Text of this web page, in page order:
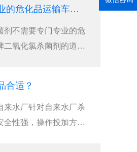
二氧化氯杀菌剂物流好运输吗？需要专业的危化品运输车辆吗？
剂不需要专门专业的危
二氧化氯杀菌剂的道路
合适？
来水厂针对自来水厂杀
全性强，操作投加方便